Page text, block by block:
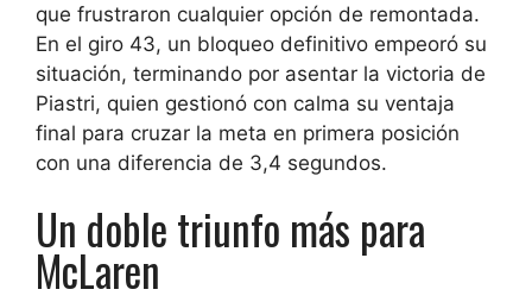
que frustraron cualquier opción de remontada.
En el giro 43, un bloqueo definitivo empeoró su
situación, terminando por asentar la victoria de
Piastri, quien gestionó con calma su ventaja
final para cruzar la meta en primera posición
con una diferencia de 3,4 segundos.
Un doble triunfo más para
McLaren